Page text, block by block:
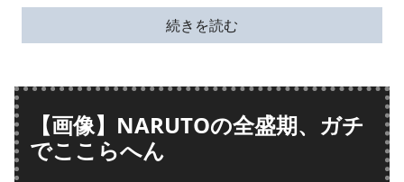
続きを読む
【画像】NARUTOの全盛期、ガチ
でここらへん